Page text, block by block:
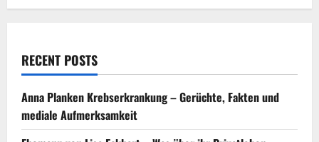
RECENT POSTS
Anna Planken Krebserkrankung – Gerüchte, Fakten und
mediale Aufmerksamkeit